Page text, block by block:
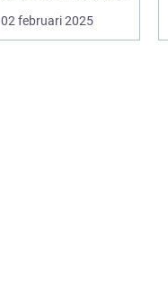
02 februari 2025